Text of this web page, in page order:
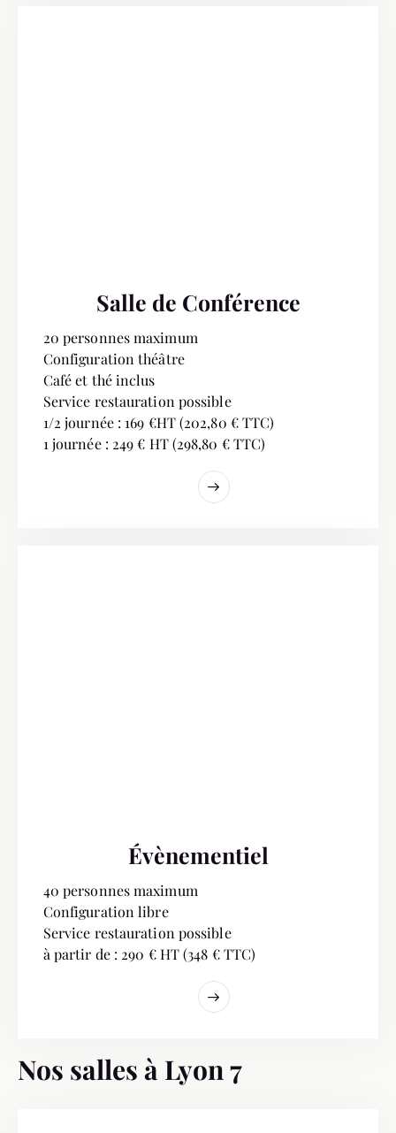
Salle de Conférence
20 personnes maximum
Configuration théâtre
Café et thé inclus
Service restauration possible
1/2 journée : 169 €HT (202,80 € TTC)
1 journée : 249 € HT (298,80 € TTC)
Évènementiel
40 personnes maximum
Configuration libre
Service restauration possible
à partir de : 290 € HT (348 € TTC)
Nos salles à Lyon 7